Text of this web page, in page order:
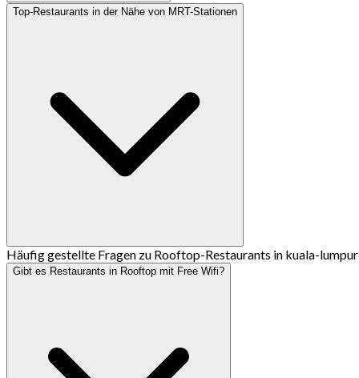
Top-Restaurants in der Nähe von MRT-Stationen
Häufig gestellte Fragen zu Rooftop-Restaurants in kuala-lumpur
Gibt es Restaurants in Rooftop mit Free Wifi?